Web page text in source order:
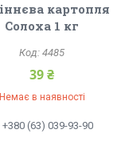
картопля
Солоха 1 кг
4485
39 ₴
Немає в наявності
+380 (63) 039-93-90